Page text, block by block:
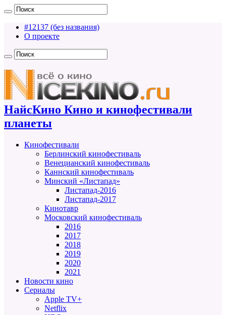
#12137 (без названия)
О проекте
НайсКино Кино и кинофестивали
планеты
Кинофестивали
Берлинский кинофестиваль
Венецианский кинофестиваль
Каннский кинофестиваль
Минский «Листапад»
Листапад-2016
Листапад-2017
Кинотавр
Московский кинофестиваль
2016
2017
2018
2019
2020
2021
Новости кино
Сериалы
Apple TV+
Netflix